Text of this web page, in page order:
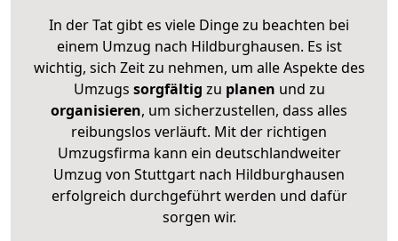
In der Tat gibt es viele Dinge zu beachten bei
einem Umzug nach Hildburghausen. Es ist
wichtig, sich Zeit zu nehmen, um alle Aspekte des
Umzugs sorgfältig zu planen und zu
organisieren, um sicherzustellen, dass alles
reibungslos verläuft. Mit der richtigen
Umzugsfirma kann ein deutschlandweiter
Umzug von Stuttgart nach Hildburghausen
erfolgreich durchgeführt werden und dafür
sorgen wir.